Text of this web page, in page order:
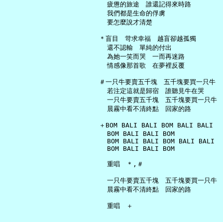
     疲憊的旅途　誰還記得來時路
     我們都是生命的俘虜
     要怎麼說才清楚
   ＊盲目　苛求幸福　越盲卻越孤獨
     還不認輸　單純的付出
     為她一笑而哭　一而再迷路
     情感像那首歌　在夢裡反覆
   ＃一只牛要賣五千塊　五千塊要買一只牛
     若注定這就是歸宿　誰聽見牛在哭
     一只牛要賣五千塊　五千塊要買一只牛
     晨霧中看不清終點　回家的路
   ＋BOM BALI BALI BOM BALI BALI
     BOM BALI BALI BOM
     BOM BALI BALI BOM BALI BALI
     BOM BALI BALI BOM
     重唱　＊,＃
     一只牛要賣五千塊　五千塊要買一只牛
     晨霧中看不清終點　回家的路